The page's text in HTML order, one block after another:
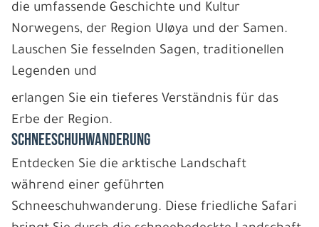
die umfassende Geschichte und Kultur
Norwegens, der Region Uløya und der Samen.
Lauschen Sie fesselnden Sagen, traditionellen
Legenden und
erlangen Sie ein tieferes Verständnis für das
Erbe der Region.
SCHNEESCHUHWANDERUNG
Entdecken Sie die arktische Landschaft
während einer geführten
Schneeschuhwanderung. Diese friedliche Safari